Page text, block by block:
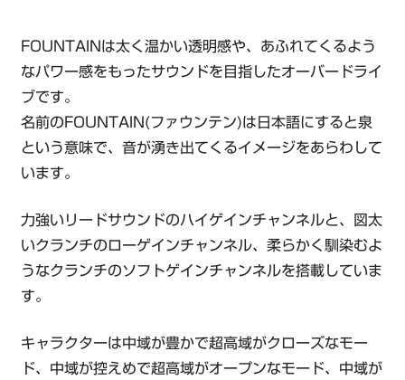
FOUNTAINは太く温かい透明感や、あふれてくるよう
なパワー感をもったサウンドを目指したオーバードライ
ブです。
名前のFOUNTAIN(ファウンテン)は日本語にすると泉
という意味で、音が湧き出てくるイメージをあらわして
います。
力強いリードサウンドのハイゲインチャンネルと、図太
いクランチのローゲインチャンネル、柔らかく馴染むよ
うなクランチのソフトゲインチャンネルを搭載していま
す。
キャラクターは中域が豊かで超高域がクローズなモー
ド、中域が控えめで超高域がオープンなモード、中域が